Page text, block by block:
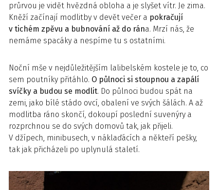
průrvou je vidět hvězdná obloha a je slyšet vítr. Je zima.
Kněží začínají modlitby v devět večer a pokračují
v tichém zpěvu a bubnování až do rána. Mrzí nás, že
nemáme spacáky a nespíme tu s ostatními.
Noční mše v nejdůležitějším lalibelském kostele je to, co
sem poutníky přitáhlo. O půlnoci si stoupnou a zapálí
svíčky a budou se modlit. Do půlnoci budou spát na
zemi, jako bílé stádo ovcí, obalení ve svých šálách. A až
modlitba ráno skončí, dokoupí poslední suvenýry a
rozprchnou se do svých domovů tak, jak přijeli.
V džípech, minibusech, v náklaďácích a někteří pešky,
tak jak přicházeli po uplynulá staletí.